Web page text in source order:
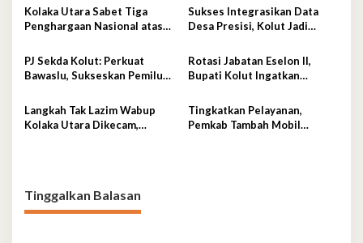
Kolaka Utara Sabet Tiga
Penghargaan Nasional atas
Adminduk yang Gemilang
Sukses Integrasikan Data
Desa Presisi, Kolut Jadi
PJ Sekda Kolut: Perkuat
Bawaslu, Sukseskan Pemilu
Rotasi Jabatan Eselon II,
Bupati Kolut Ingatkan
Langkah Tak Lazim Wabup
Kolaka Utara Dikecam,
Tingkatkan Pelayanan,
Pemkab Tambah Mobil
Tinggalkan Balasan